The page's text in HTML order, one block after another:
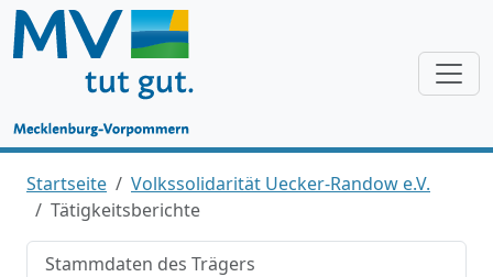
Startseite
Volkssolidarität Uecker-Randow e.V.
Tätigkeitsberichte
Stammdaten des Trägers